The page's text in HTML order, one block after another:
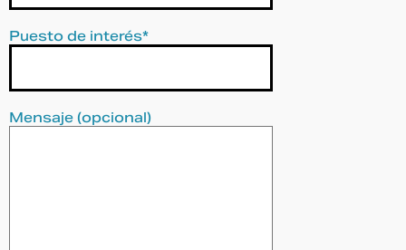
Puesto de interés*
Mensaje (opcional)